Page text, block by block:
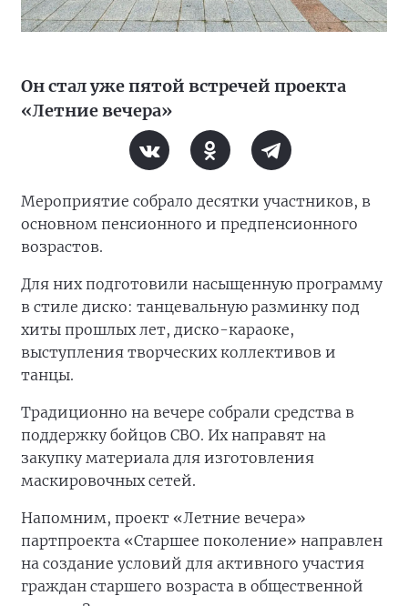
Он стал уже пятой встречей проекта
«Летние вечера»
Мероприятие собрало десятки участников, в
основном пенсионного и предпенсионного
возрастов.
Для них подготовили насыщенную программу
в стиле диско: танцевальную разминку под
хиты прошлых лет, диско-караоке,
выступления творческих коллективов и
танцы.
Традиционно на вечере собрали средства в
поддержку бойцов СВО. Их направят на
закупку материала для изготовления
маскировочных сетей.
Напомним, проект «Летние вечера»
партпроекта «Старшее поколение» направлен
на создание условий для активного участия
граждан старшего возраста в общественной